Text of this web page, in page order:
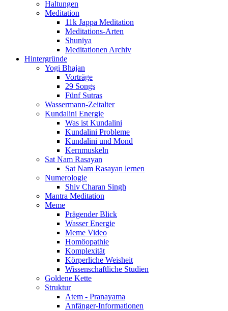
Haltungen
Meditation
11k Jappa Meditation
Meditations-Arten
Shuniya
Meditationen Archiv
Hintergründe
Yogi Bhajan
Vorträge
29 Songs
Fünf Sutras
Wassermann-Zeitalter
Kundalini Energie
Was ist Kundalini
Kundalini Probleme
Kundalini und Mond
Kernmuskeln
Sat Nam Rasayan
Sat Nam Rasayan lernen
Numerologie
Shiv Charan Singh
Mantra Meditation
Meme
Prägender Blick
Wasser Energie
Meme Video
Homöopathie
Komplexität
Körperliche Weisheit
Wissenschaftliche Studien
Goldene Kette
Struktur
Atem - Pranayama
Anfänger-Informationen